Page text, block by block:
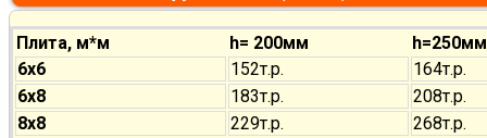
Плита, м*м h= 200мм
h=250мм
6х6
152т.р.
164т.р.
6х8
183т.р.
208т.р.
8х8
229т.р.
268т.р.